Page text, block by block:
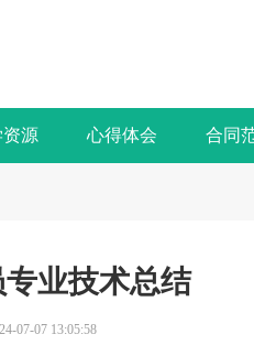
源 心得体会 合同
业技术总结
07-07 13:05:58